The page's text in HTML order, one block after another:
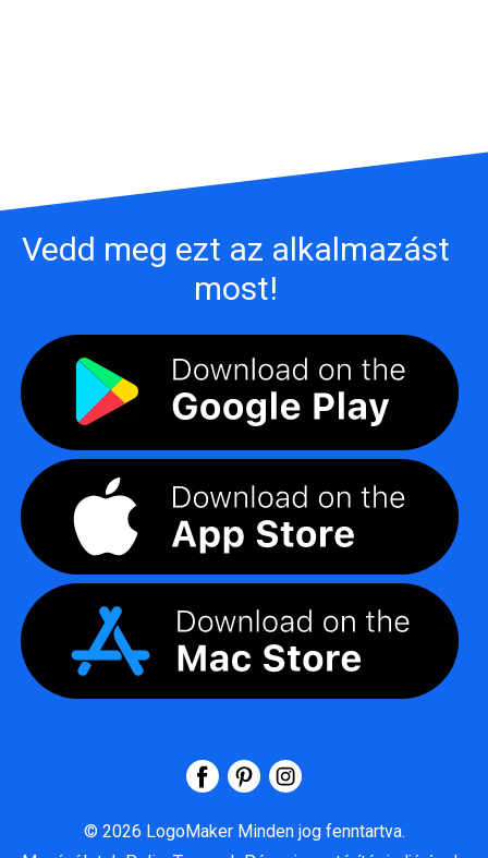
Vedd meg ezt az alkalmazást
most!
© 2026 LogoMaker Minden jog fenntartva.